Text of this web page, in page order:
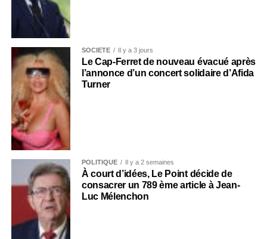
SOCIÉTÉ Il y a 3 jours
Le Cap-Ferret de nouveau évacué après
l’annonce d’un concert solidaire d’Afida
Turner
POLITIQUE Il y a 2 semaines
À court d’idées, Le Point décide de
consacrer un 789 ème article à Jean-
Luc Mélenchon